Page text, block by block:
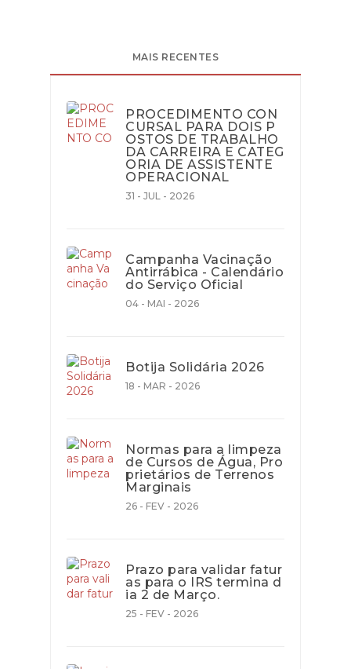
MAIS RECENTES
PROCEDIMENTO CON
CURSAL PARA DOIS P
OSTOS DE TRABALHO
DA CARREIRA E CATEG
ORIA DE ASSISTENTE
OPERACIONAL
31 - JUL - 2026
Campanha Vacinação
Antirrábica - Calendário
do Serviço Oficial
04 - MAI - 2026
Botija Solidária 2026
18 - MAR - 2026
Normas para a limpeza
de Cursos de Água, Pro
prietários de Terrenos
Marginais
26 - FEV - 2026
Prazo para validar fatur
as para o IRS termina d
ia 2 de Março.
25 - FEV - 2026